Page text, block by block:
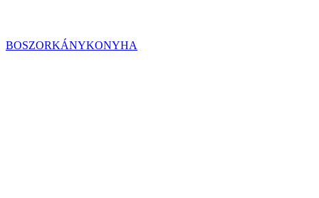
BOSZORKÁNYKONYHA